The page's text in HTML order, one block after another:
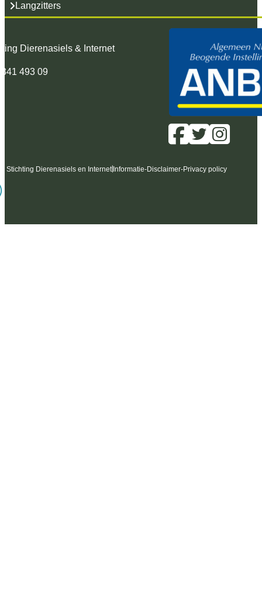
Langzitters
Dierenasiels & Internet
493 09
Stichting Dierenasiels en Internet Informatie-Disclaimer-Privacy policy